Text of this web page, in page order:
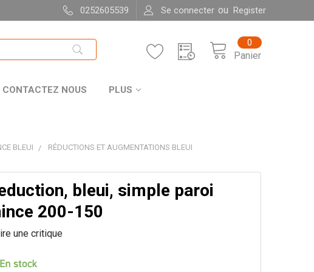
0252605539 Se connecter ou Register
Panier
0
CONTACTEZ NOUS PLUS
BLEUI
RÉDUCTIONS ET AUGMENTATIONS BLEUI
bleui, simple paroi
200-150
une critique